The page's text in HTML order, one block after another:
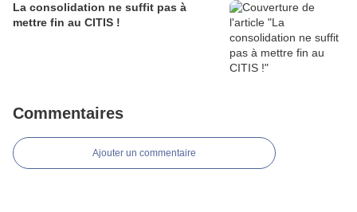
La consolidation ne suffit pas à
mettre fin au CITIS !
Commentaires
Ajouter un commentaire